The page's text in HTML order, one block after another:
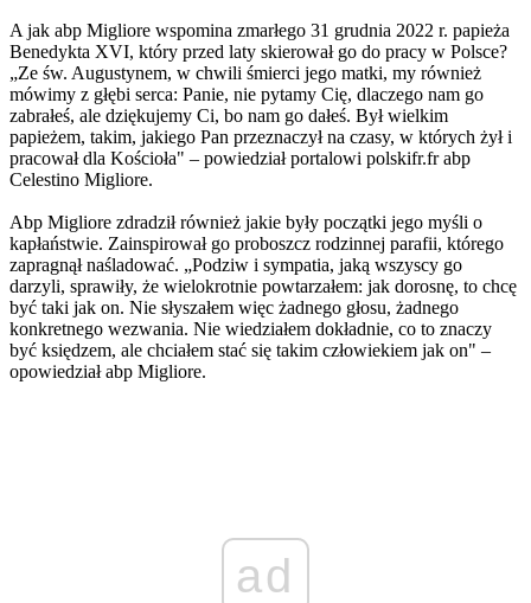
A jak abp Migliore wspomina zmarłego 31 grudnia 2022 r. papieża
Benedykta XVI, który przed laty skierował go do pracy w Polsce?
„Ze św. Augustynem, w chwili śmierci jego matki, my również
mówimy z głębi serca: Panie, nie pytamy Cię, dlaczego nam go
zabrałeś, ale dziękujemy Ci, bo nam go dałeś. Był wielkim
papieżem, takim, jakiego Pan przeznaczył na czasy, w których żył i
pracował dla Kościoła" – powiedział portalowi polskifr.fr abp
Celestino Migliore.
Abp Migliore zdradził również jakie były początki jego myśli o
kapłaństwie. Zainspirował go proboszcz rodzinnej parafii, którego
zapragnął naśladować. „Podziw i sympatia, jaką wszyscy go
darzyli, sprawiły, że wielokrotnie powtarzałem: jak dorosnę, to chcę
być taki jak on. Nie słyszałem więc żadnego głosu, żadnego
konkretnego wezwania. Nie wiedziałem dokładnie, co to znaczy
być księdzem, ale chciałem stać się takim człowiekiem jak on" –
opowiedział abp Migliore.
ad